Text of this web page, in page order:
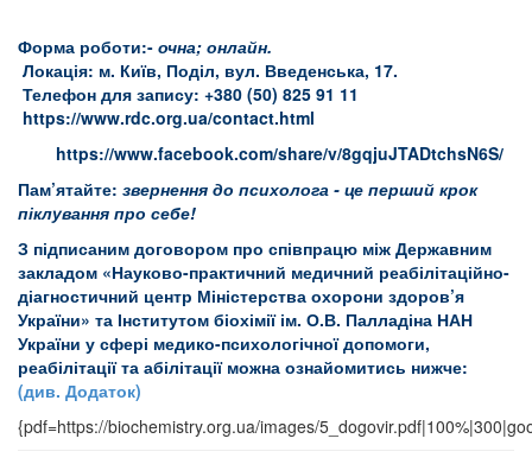
Форма роботи:- очна; онлайн.
Локація: м. Київ, Поділ, вул. Введенська, 17.
Телефон для запису: +380 (50) 825 91 11
https://www.rdc.org.ua/contact.html
https://www.facebook.com/share/v/8gqjuJTADtchsN6S/
Пам’ятайте: звернення до психолога - це перший крок
піклування про себе!
З підписаним договором про співпрацю між Державним
закладом «Науково-практичний медичний реабілітаційно-
діагностичний центр Міністерства охорони здоров’я
України» та Інститутом біохімії ім. О.В. Палладіна НАН
України у сфері медико-психологічної допомоги,
реабілітації та абілітації можна ознайомитись нижче:
(див. Додаток)
{pdf=https://biochemistry.org.ua/images/